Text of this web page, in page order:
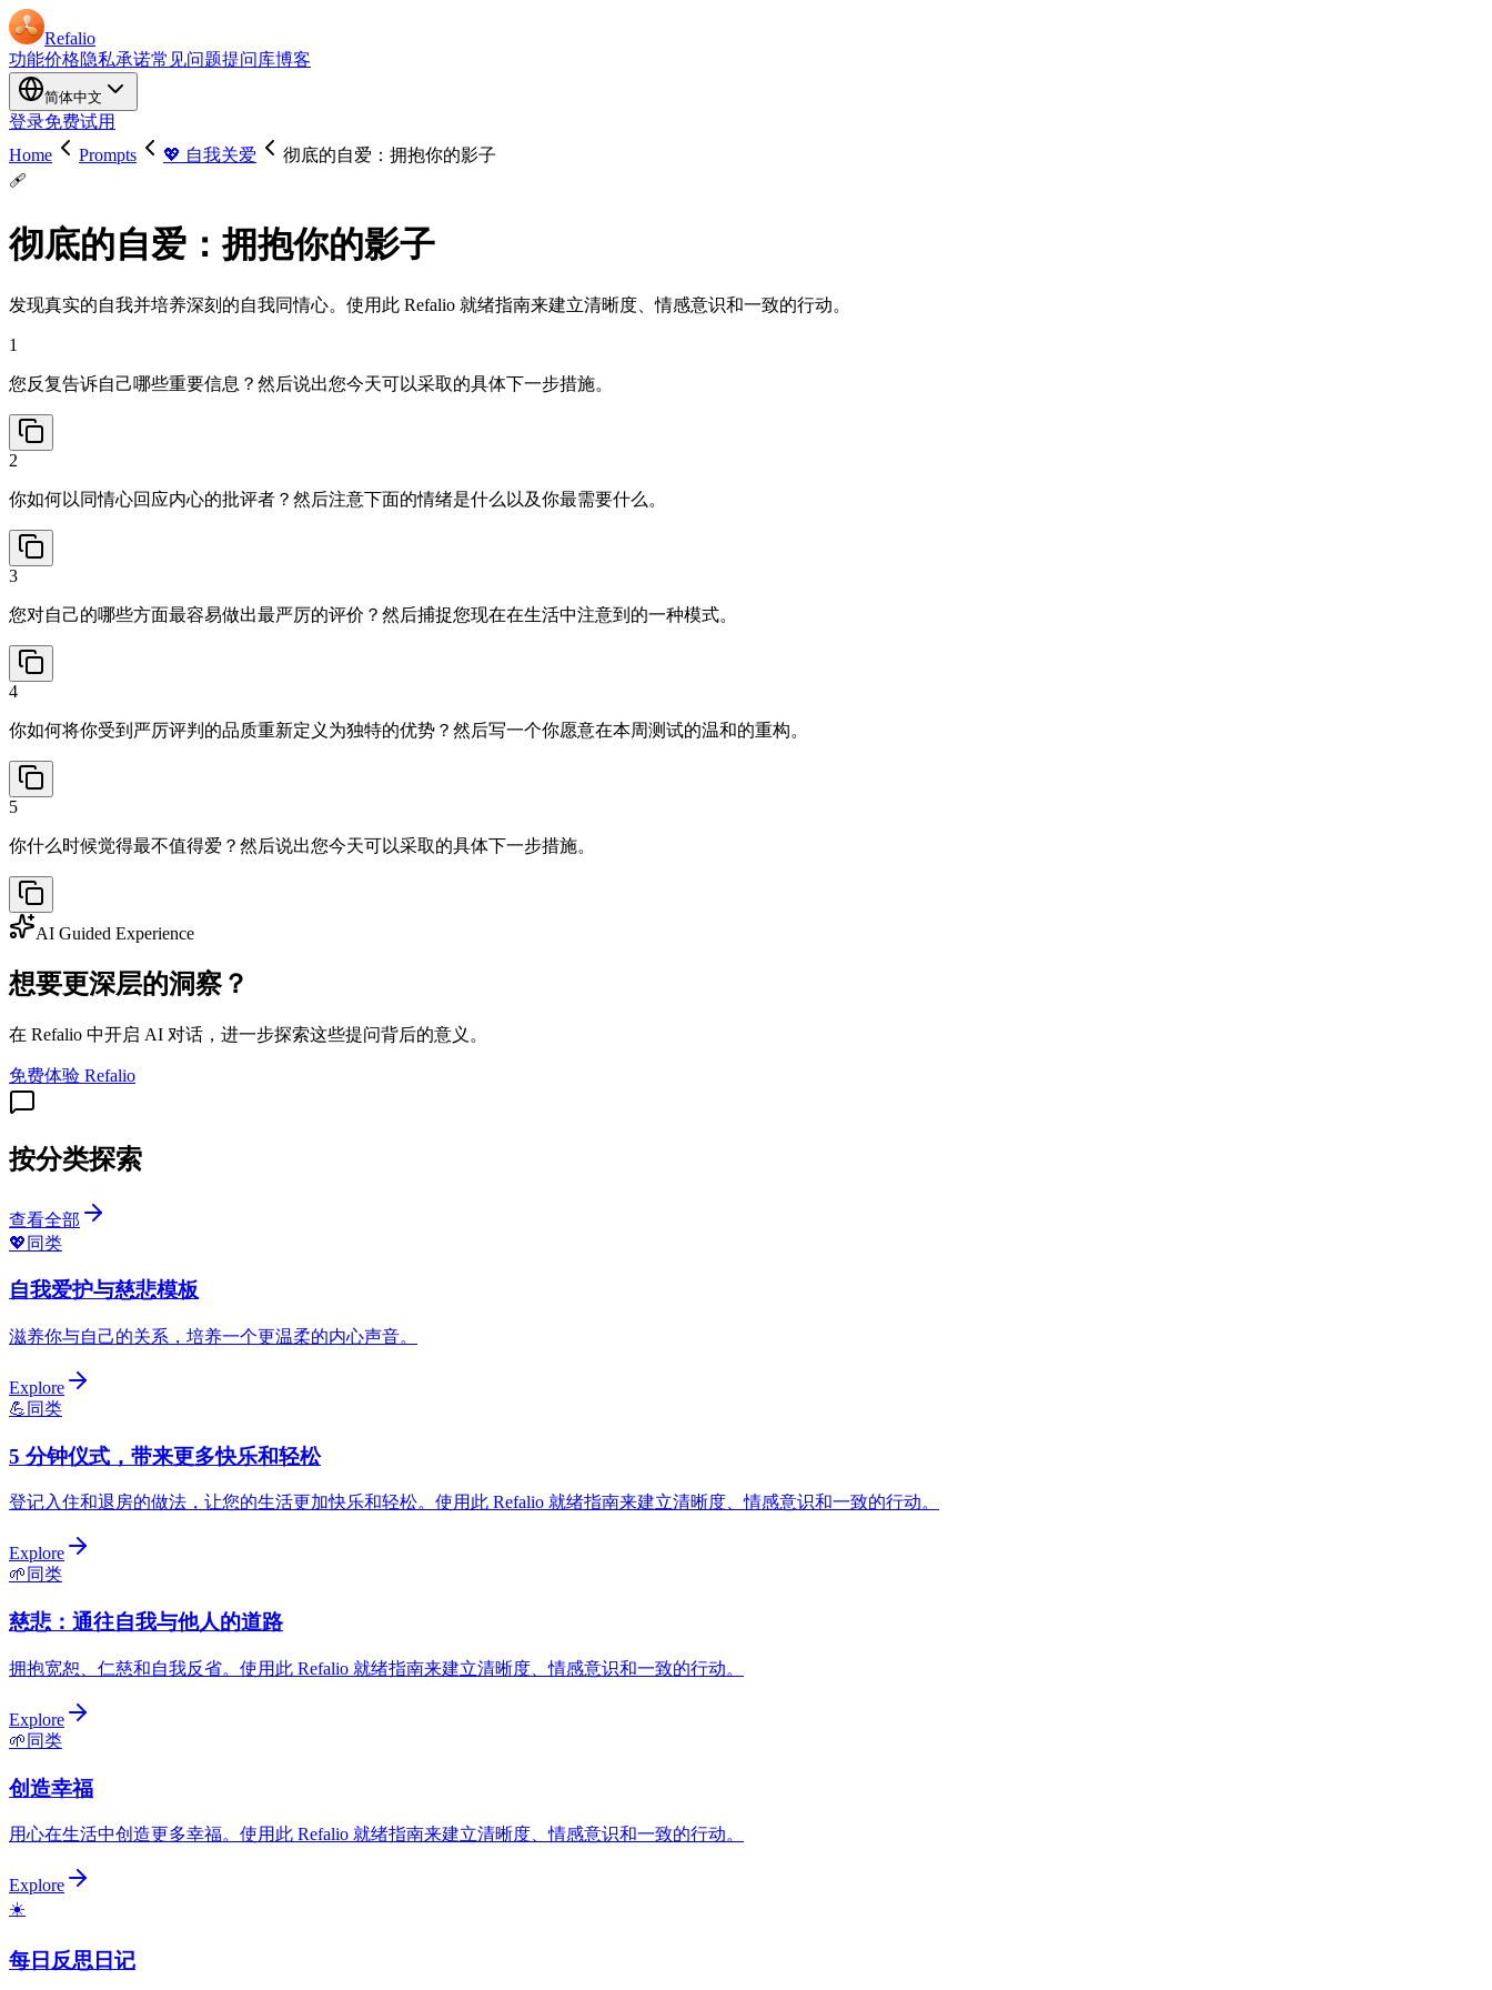
Refalio
功能价格隐私承诺常见问题提问库博客
简体中文
登录免费试用
Home
Prompts 💖 自我关爱
彻底的自爱：拥抱你的影子
🩹
彻底的自爱：拥抱你的影子
发现真实的自我并培养深刻的自我同情心。使用此 Refalio 就绪指南来建立清晰度、情感意识和一致的行动。
1
您反复告诉自己哪些重要信息？然后说出您今天可以采取的具体下一步措施。
2
你如何以同情心回应内心的批评者？然后注意下面的情绪是什么以及你最需要什么。
3
您对自己的哪些方面最容易做出最严厉的评价？然后捕捉您现在在生活中注意到的一种模式。
4
你如何将你受到严厉评判的品质重新定义为独特的优势？然后写一个你愿意在本周测试的温和的重构。
5
你什么时候觉得最不值得爱？然后说出您今天可以采取的具体下一步措施。
AI Guided Experience
想要更深层的洞察？
在 Refalio 中开启 AI 对话，进一步探索这些提问背后的意义。
免费体验 Refalio
按分类探索
查看全部
💖 同类
自我爱护与慈悲模板
滋养你与自己的关系，培养一个更温柔的内心声音。
Explore
💪 同类
5 分钟仪式，带来更多快乐和轻松
登记入住和退房的做法，让您的生活更加快乐和轻松。使用此 Refalio 就绪指南来建立清晰度、情感意识和一致的行动。
Explore
🌱 同类
慈悲：通往自我与他人的道路
拥抱宽恕、仁慈和自我反省。使用此 Refalio 就绪指南来建立清晰度、情感意识和一致的行动。
Explore
🌱 同类
创造幸福
用心在生活中创造更多幸福。使用此 Refalio 就绪指南来建立清晰度、情感意识和一致的行动。
Explore
☀️
每日反思日记